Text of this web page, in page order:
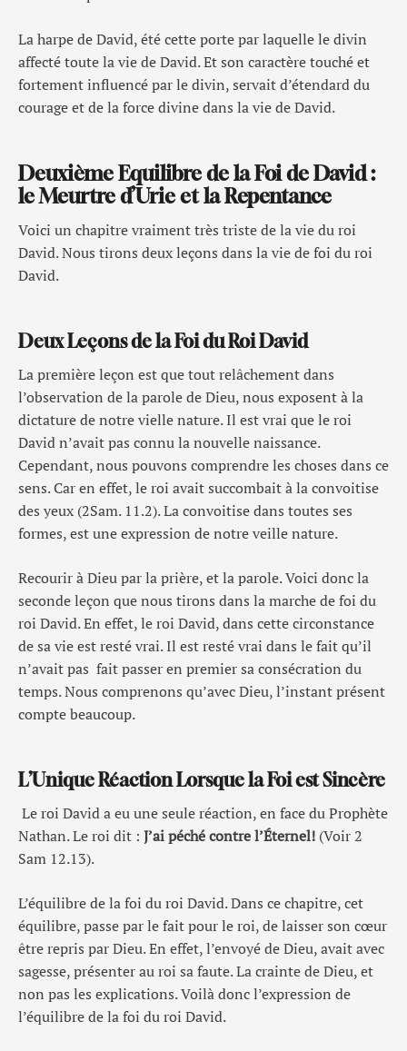
La harpe de David, été cette porte par laquelle le divin
affecté toute la vie de David. Et son caractère touché et
fortement influencé par le divin, servait d’étendard du
courage et de la force divine dans la vie de David.
Deuxième Equilibre de la Foi de David :
le Meurtre d’Urie et la Repentance
Voici un chapitre vraiment très triste de la vie du roi
David. Nous tirons deux leçons dans la vie de foi du roi
David.
Deux Leçons de la Foi du Roi David
La première leçon est que tout relâchement dans
l’observation de la parole de Dieu, nous exposent à la
dictature de notre vielle nature. Il est vrai que le roi
David n’avait pas connu la nouvelle naissance.
Cependant, nous pouvons comprendre les choses dans ce
sens. Car en effet, le roi avait succombait à la convoitise
des yeux (2Sam. 11.2). La convoitise dans toutes ses
formes, est une expression de notre veille nature.
Recourir à Dieu par la prière, et la parole. Voici donc la
seconde leçon que nous tirons dans la marche de foi du
roi David. En effet, le roi David, dans cette circonstance
de sa vie est resté vrai. Il est resté vrai dans le fait qu’il
n’avait pas fait passer en premier sa consécration du
temps. Nous comprenons qu’avec Dieu, l’instant présent
compte beaucoup.
L’Unique Réaction Lorsque la Foi est Sincère
Le roi David a eu une seule réaction, en face du Prophète
Nathan. Le roi dit : J’ai péché contre l’Éternel! (Voir 2
Sam 12.13).
L’équilibre de la foi du roi David. Dans ce chapitre, cet
équilibre, passe par le fait pour le roi, de laisser son cœur
être repris par Dieu. En effet, l’envoyé de Dieu, avait avec
sagesse, présenter au roi sa faute. La crainte de Dieu, et
non pas les explications. Voilà donc l’expression de
l’équilibre de la foi du roi David.